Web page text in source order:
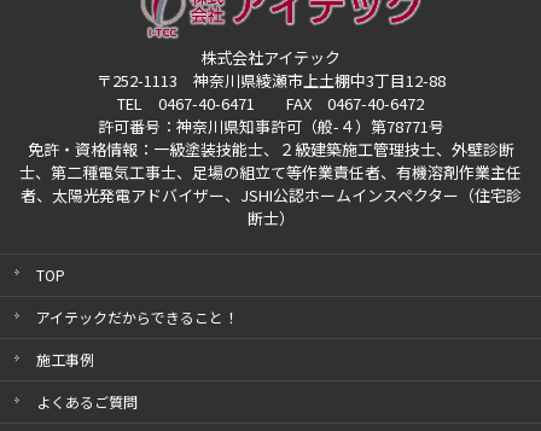
株式会社アイテック
〒252-1113 神奈川県綾瀬市上土棚中3丁目12-88
TEL 0467-40-6471 FAX 0467-40-6472
許可番号：神奈川県知事許可（般-４）第78771号
免許・資格情報：一級塗装技能士、２級建築施工管理技士、外壁診断
士、第二種電気工事士、 足場の組立て等作業責任者、有機溶剤作業主任
者、太陽光発電アドバイザー、 JSHI公認ホームインスペクター（住宅診
断士）
TOP
アイテックだからできること！
施工事例
よくあるご質問